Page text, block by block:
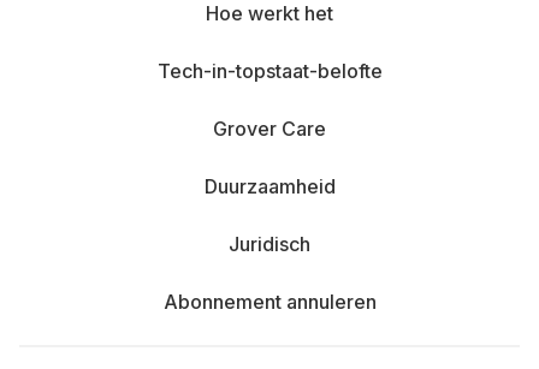
Hoe werkt het
Tech-in-topstaat-belofte
Grover Care
Duurzaamheid
Juridisch
Abonnement annuleren